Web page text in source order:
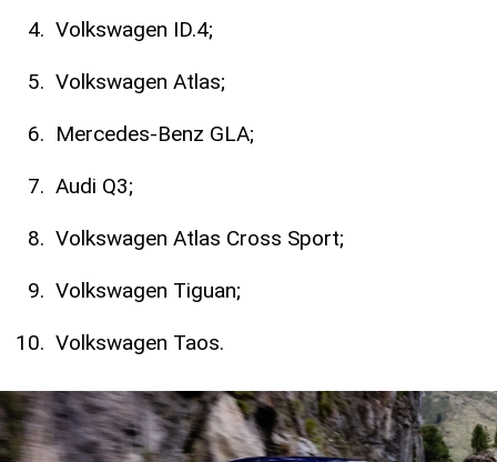
Volkswagen ID.4;
Volkswagen Atlas;
Mercedes-Benz GLA;
Audi Q3;
Volkswagen Atlas Cross Sport;
Volkswagen Tiguan;
Volkswagen Taos.